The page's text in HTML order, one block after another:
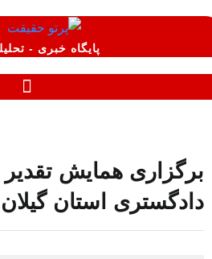
پایگاه خبری -
برگزاری همایش
دادگستری استان گیلان